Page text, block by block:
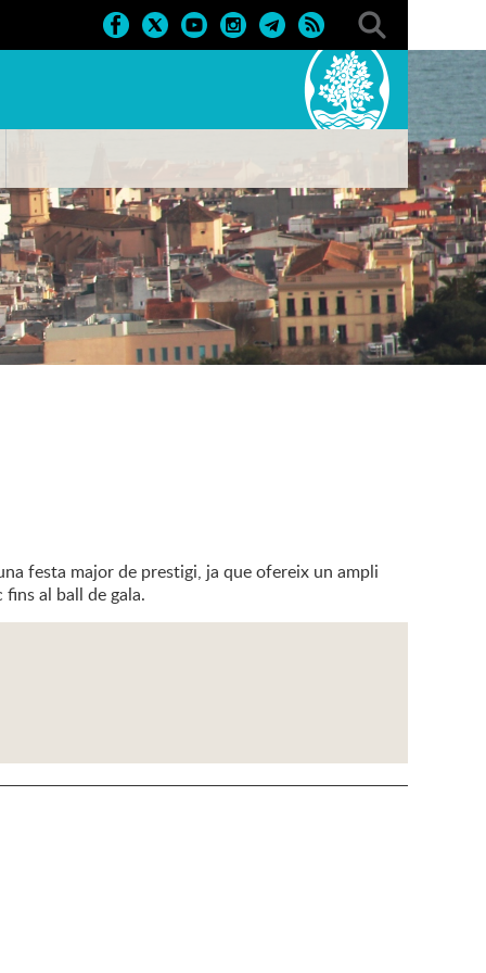
festa major de prestigi, ja que ofereix un ampli
al ball de gala.